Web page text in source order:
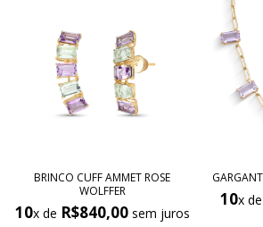
BRINCO CUFF AMMET ROSE
WOLFFER
10x de R$840,00sem juros
10x de